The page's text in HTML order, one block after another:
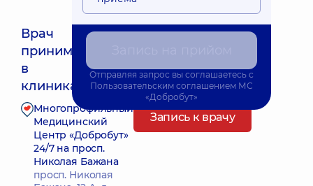
Врач
принимает
в
клиниках:
Ближайшее время приема: Завтра о 08:30
Многопрофильный
Медицинский
Центр «Добробут»
24/7 на просп.
Николая Бажана
просп. Николая
Запись к врачу
Отправляя запрос вы соглашаетесь с
Пользовательским соглашением МС
«Добробут»